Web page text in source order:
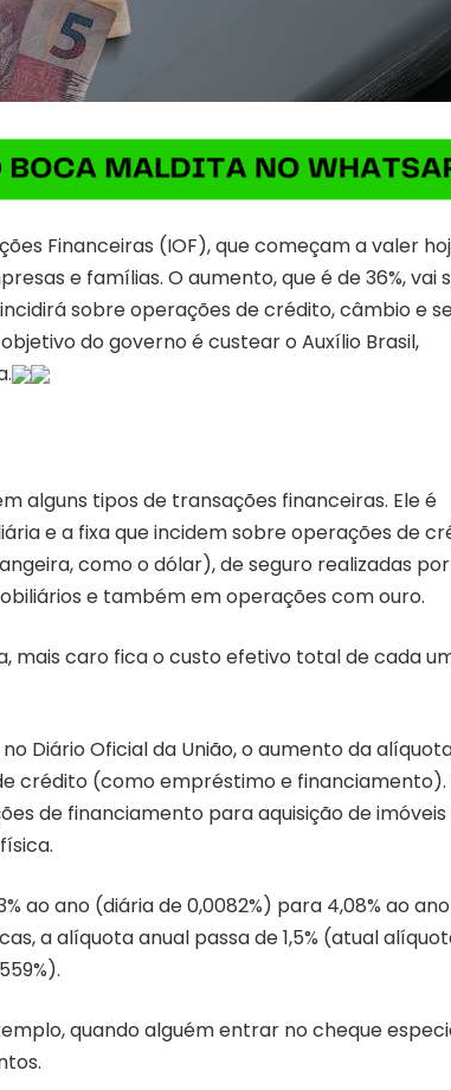
Financeiras (IOF), que começam a valer
e famílias. O aumento, que é de 36%, vai
sobre operações de crédito, câmbio e
do governo é custear o Auxílio Brasil,
alguns tipos de transações financeiras. Ele é
e a fixa que incidem sobre operações de
como o dólar), de seguro realizadas por
e também em operações com ouro.
mais caro fica o custo efetivo total de cada
Diário Oficial da União, o aumento da
crédito (como empréstimo e financiamento).
de financiamento para aquisição de imóveis
ao ano (diária de 0,0082%) para 4,08% ao ano
a alíquota anual passa de 1,5% (atual
quando alguém entrar no cheque